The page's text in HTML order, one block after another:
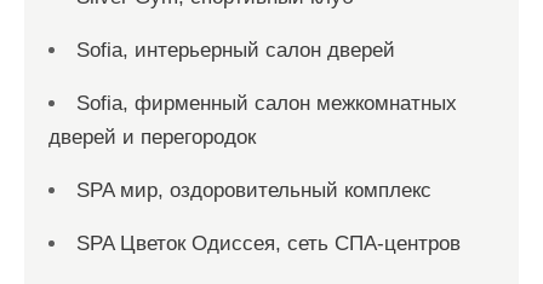
Sofia, интерьерный салон дверей
Sofia, фирменный салон межкомнатных
дверей и перегородок
SPA мир, оздоровительный комплекс
SPA Цветок Одиссея, сеть СПА-центров